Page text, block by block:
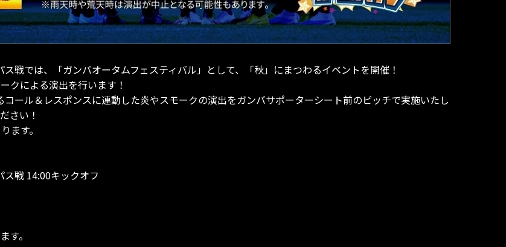
戦では、「ガンバオータムフェスティバル」として、「秋」にまつわるイベントを開催！
クによる演出を行います！
ール＆レスポンスに連動した炎やスモークの演出をガンバサポーターシート前のピッチで実施いたし
さい！
ます。
戦 14:00キックオフ
す。